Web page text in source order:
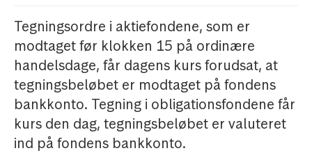
Tegningsordre i aktiefondene, som er
modtaget før klokken 15 på ordinære
handelsdage, får dagens kurs forudsat, at
tegningsbeløbet er modtaget på fondens
bankkonto. Tegning i obligationsfondene får
kurs den dag, tegningsbeløbet er valuteret
ind på fondens bankkonto.